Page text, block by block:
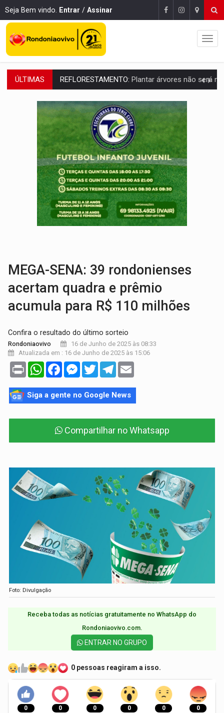
Seja Bem vindo. Entrar / Assinar
ÚLTIMAS REFLORESTAMENTO: Plantar árvores não será mais suficiente para
OVNIS NA LUA:Cientistas alertam para possível base secreta no satélite
ACABOU COM PEUGEOT:Incêndio destrói carro que era rebocado para oficina
VÍDEO: Ladrão é filmado furtando moto na frente do bar
BOLSAS DE PESQUISA:Iniciativa Amazônia+10 lança chamada para fortalecer
MATERIAL:Brasil tem grandes reservas de urânio, mas produz pouco e
VÍDEO:Serpente capturada na fábrica da Coca-Cola é
HOMENAGEM:Cientistas cassados pelo AI-5 se tornam pesquisadores
MEGA-SENA: 39 rondonienses
acertam quadra e prêmio
acumula para R$ 110 milhões
Confira o resultado do último sorteio
Rondoniaovivo
16 de Junho de 2025 às 08:33
Atualizada em : 16 de Junho de 2025 às 15:06
Print WhatsAppFacebookMessenger
TwitterTelegram
Siga a gente no Google News
Compartilhar no Whatsapp
Foto: Divulgação
Receba todas as notícias gratuitamente no WhatsApp do
Rondoniaovivo.com.​
ENTRAR NO GRUPO
0 pessoas reagiram a isso.
0 0 0 0 0 0